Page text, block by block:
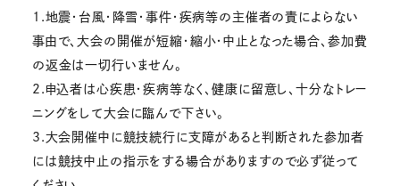
1.地震・台風・降雪・事件・疾病等の主催者の責によらない
事由で、大会の開催が短縮・縮小・中止となった場合、参加費
の返金は一切行いません。
2.申込者は心疾患・疾病等なく、健康に留意し、十分なトレー
ニングをして大会に臨んで下さい。
3.大会開催中に競技続行に支障があると判断された参加者
には競技中止の指示をする場合がありますので必ず従って